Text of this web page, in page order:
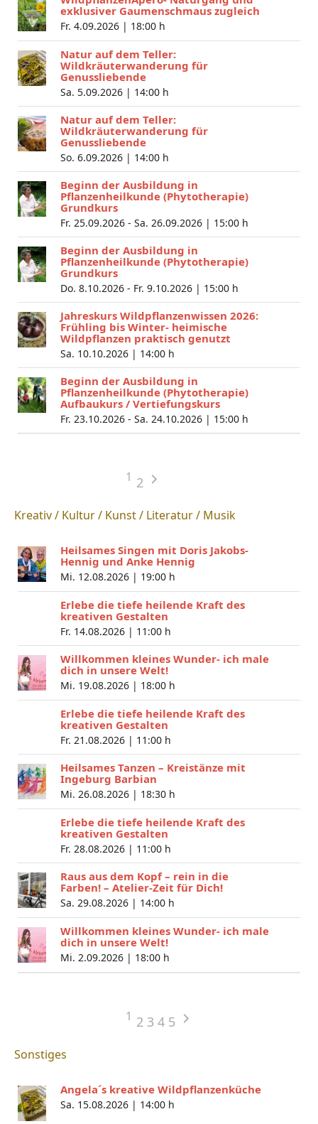
exklusiver Gaumenschmaus zugleich
Fr. 4.09.2026 | 18:00 h
Natur auf dem Teller:
Wildkräuterwanderung für
Genussliebende
Sa. 5.09.2026 | 14:00 h
Natur auf dem Teller:
Wildkräuterwanderung für
Genussliebende
So. 6.09.2026 | 14:00 h
Beginn der Ausbildung in
Pflanzenheilkunde (Phytotherapie)
Grundkurs
Fr. 25.09.2026 - Sa. 26.09.2026 | 15:00 h
Beginn der Ausbildung in
Pflanzenheilkunde (Phytotherapie)
Grundkurs
Do. 8.10.2026 - Fr. 9.10.2026 | 15:00 h
Jahreskurs Wildpflanzenwissen 2026:
Frühling bis Winter- heimische
Wildpflanzen praktisch genutzt
Sa. 10.10.2026 | 14:00 h
Beginn der Ausbildung in
Pflanzenheilkunde (Phytotherapie)
Aufbaukurs / Vertiefungskurs
Fr. 23.10.2026 - Sa. 24.10.2026 | 15:00 h
1 2
Kreativ / Kultur / Kunst / Literatur / Musik
Heilsames Singen mit Doris Jakobs-
Hennig und Anke Hennig
Mi. 12.08.2026 | 19:00 h
Erlebe die tiefe heilende Kraft des
kreativen Gestalten
Fr. 14.08.2026 | 11:00 h
Willkommen kleines Wunder- ich male
dich in unsere Welt!
Mi. 19.08.2026 | 18:00 h
Erlebe die tiefe heilende Kraft des
kreativen Gestalten
Fr. 21.08.2026 | 11:00 h
Heilsames Tanzen – Kreistänze mit
Ingeburg Barbian
Mi. 26.08.2026 | 18:30 h
Erlebe die tiefe heilende Kraft des
kreativen Gestalten
Fr. 28.08.2026 | 11:00 h
Raus aus dem Kopf – rein in die
Farben! – Atelier-Zeit für Dich!
Sa. 29.08.2026 | 14:00 h
Willkommen kleines Wunder- ich male
dich in unsere Welt!
Mi. 2.09.2026 | 18:00 h
1 2 3 4 5
Sonstiges
Angela´s kreative Wildpflanzenküche
Sa. 15.08.2026 | 14:00 h